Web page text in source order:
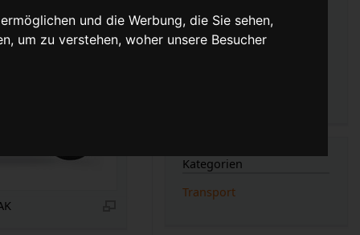
und die Werbung, die Sie sehen,
um zu verstehen, woher unsere Besucher
Seiten
Druckversion
Kategorien
Transport